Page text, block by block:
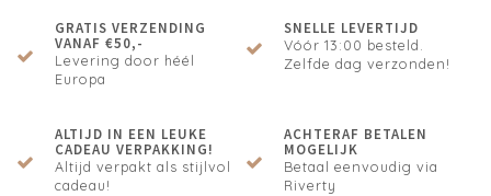
GRATIS VERZENDING
VANAF €50,-
Levering door héél
Europa
SNELLE LEVERTIJD
Vóór 13:00 besteld.
Zelfde dag verzonden!
ALTIJD IN EEN LEUKE
CADEAU VERPAKKING!
Altijd verpakt als stijlvol
cadeau!
ACHTERAF BETALEN
MOGELIJK
Betaal eenvoudig via
Riverty